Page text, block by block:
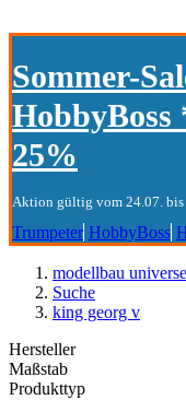
Sommer-
25%
Aktion gültig vom 24.07. bis
Trumpeter HobbyBoss
modellbau universe
Suche
king georg v
Hersteller
Maßstab
Produkttyp